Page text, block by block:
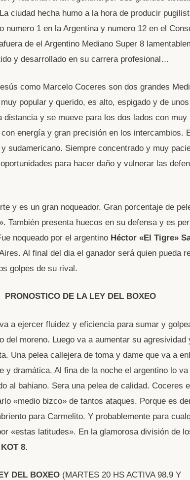
ciudad hecha humo a la hora de producir
numero 1 en la Argentina y numero 12 en el
de el Argentino Mediano Super 8
y desarrollado en su carrera profesional…
como Marcelo Coceres son dos grandes
popular y querido, es alto, espigado y de
distancia y se mueve para los dos lados con muy
energía y gran precisión en los intercambios.
sudamericano. Siempre concentrado y muy
para hacer daño y vulnerar las
y es un gran noqueador. Gran porcentaje de
También presenta huecos en su defensa y es
noqueado por el argentino Héctor «El Tigre»
Al final del dia el ganador será quien pueda
golpes de su rival.
PRONOSTICO DE LA LEY DEL BOXEO
a ejercer fluidez y eficiencia para sumar y
del moreno. Luego va a aumentar su agresividad
Una pelea callejera de toma y dame que va a
y dramática. Al fina de la noche el argentino lo
al bahiano. Sera una pelea de calidad. Coceres
«medio bizco» de tantos ataques. Porque es
para Carmelito. Y probablemente para
«estas latitudes». En la glamorosa división de
8.
DEL BOXEO(MARTES 20 HS ACTIVA 98.9 Y